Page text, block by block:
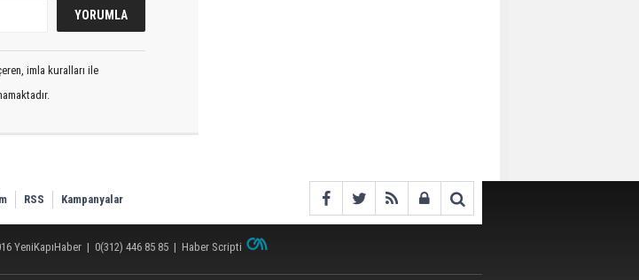
imla kuralları ile
RSS Kampanyalar
YeniKapıHaber | 0(312) 446 85 85 | Haber Scripti